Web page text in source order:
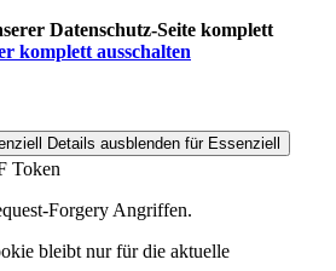
Datenschutz-Seite komplett
komplett ausschalten
Details ausblenden für Essenziell
Token
Forgery Angriffen.
bleibt nur für die aktuelle